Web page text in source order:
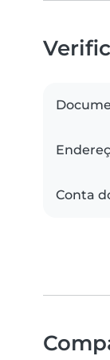
Conta